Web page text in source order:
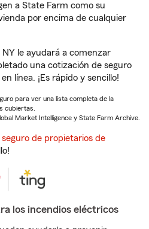
a State Farm como su
por encima de cualquier
le ayudará a comenzar
una cotización de seguro
línea. ¡Es rápido y sencillo!
para ver una lista completa de la
cubiertas.
Market Intelligence y State Farm Archive.
de propietarios de
los incendios eléctricos